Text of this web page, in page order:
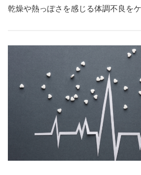
乾燥や熱っぽさを感じる体調不良をケ